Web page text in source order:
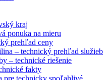
kraj
ponuka na mieru
prehľad ceny
– technický prehľad služieb
– technické riešenie
fakty
pre technicky spoľahlivé